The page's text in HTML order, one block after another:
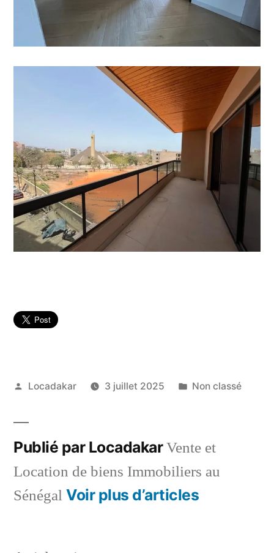
Publié
Locadakar 3 juillet 2025
Publié
Non classé
Publié par LocadakarVente et
Location de biens Immobiliers au
Sénégal Voir plus d’articles